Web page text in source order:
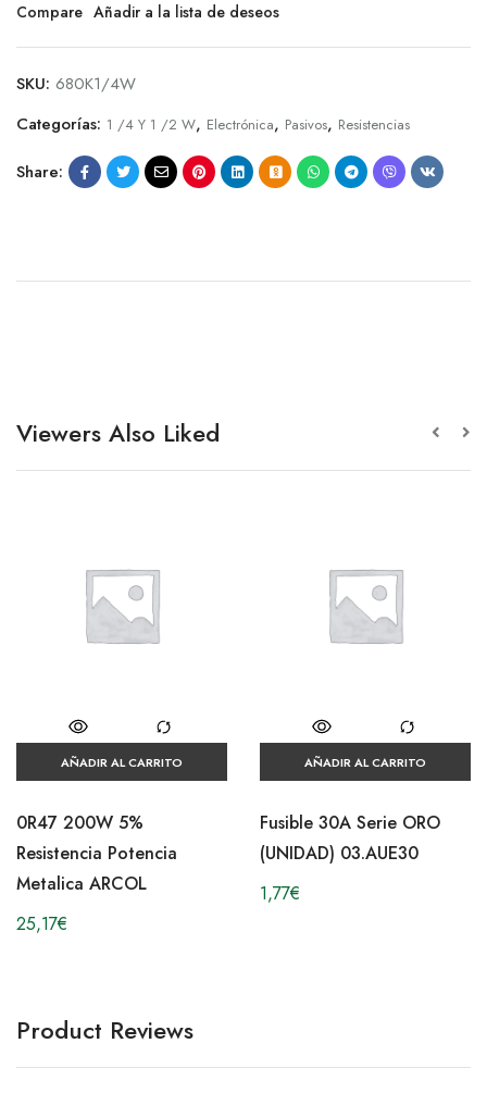
Compare Añadir a la lista de deseos
SKU: 680K1/4W
Categorías: 1 /4 Y 1 /2 W, Electrónica, Pasivos, Resistencias
Share:
Viewers Also Liked
AÑADIR AL CARRITO
0R47 200W 5%
Resistencia Potencia
Metalica ARCOL
25,17€
AÑADIR AL CARRITO
Fusible 30A Serie ORO
(UNIDAD) 03.AUE30
1,77€
Product Reviews